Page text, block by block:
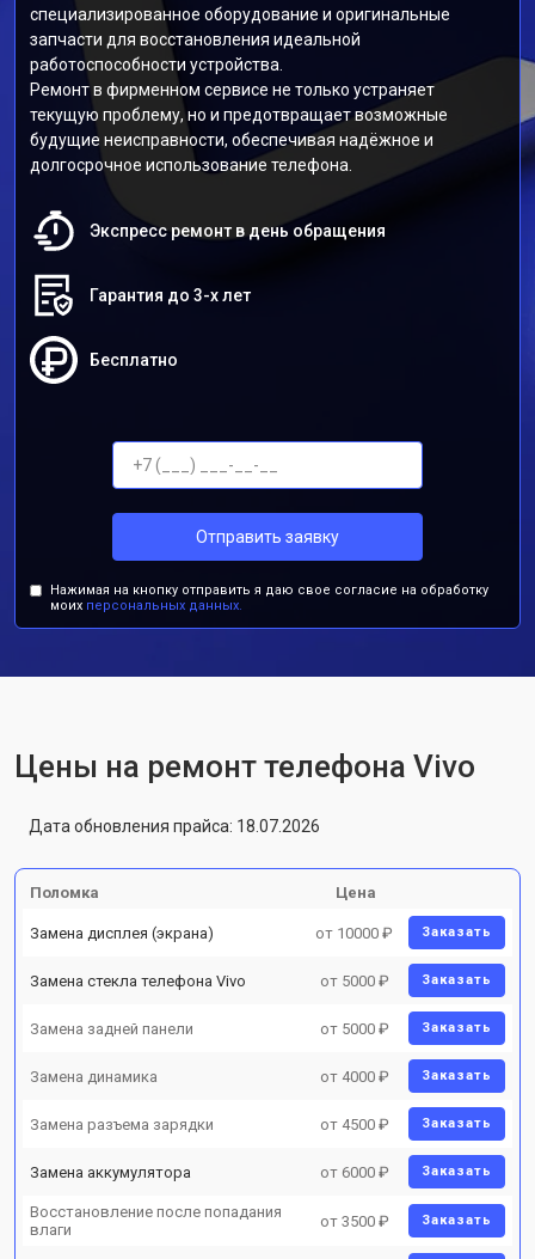
специализированное оборудование и оригинальные
запчасти для восстановления идеальной
работоспособности устройства.
Ремонт в фирменном сервисе не только устраняет
текущую проблему, но и предотвращает возможные
будущие неисправности, обеспечивая надёжное и
долгосрочное использование телефона.
Экспресс ремонт в день обращения
Гарантия до 3-х лет
Бесплатно
Отправить заявку
Нажимая на кнопку отправить я даю свое согласие на обработку
моих персональных данных.
Цены на ремонт телефона Vivo
Дата обновления прайса: 18.07.2026
Поломка Цена
Замена дисплея (экрана) от 10000 ₽ Заказать
Замена стекла телефона Vivo от 5000 ₽ Заказать
Замена задней панели от 5000 ₽ Заказать
Замена динамика от 4000 ₽ Заказать
Замена разъема зарядки от 4500 ₽ Заказать
Замена аккумулятора от 6000 ₽ Заказать
Восстановление после попадания
влаги
от 3500 ₽ Заказать